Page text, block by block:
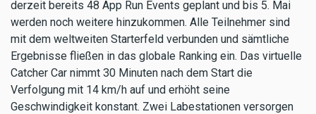
derzeit bereits 48 App Run Events geplant und bis 5. Mai
werden noch weitere hinzukommen. Alle Teilnehmer sind
mit dem weltweiten Starterfeld verbunden und sämtliche
Ergebnisse fließen in das globale Ranking ein. Das virtuelle
Catcher Car nimmt 30 Minuten nach dem Start die
Verfolgung mit 14 km/h auf und erhöht seine
Geschwindigkeit konstant. Zwei Labestationen versorgen